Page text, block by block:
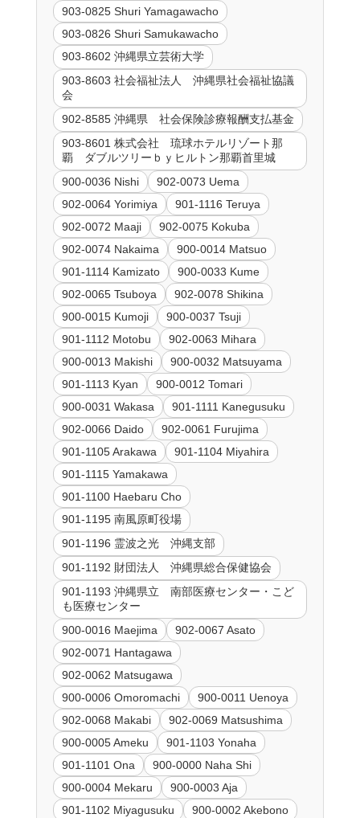
903-0825 Shuri Yamagawacho
903-0826 Shuri Samukawacho
903-8602 沖縄県立芸術大学
903-8603 社会福祉法人 沖縄県社会福祉協議
会
902-8585 沖縄県 社会保険診療報酬支払基金
903-8601 株式会社 琉球ホテルリゾート那
覇 ダブルツリーｂｙヒルトン那覇首里城
900-0036 Nishi
902-0073 Uema
902-0064 Yorimiya
901-1116 Teruya
902-0072 Maaji
902-0075 Kokuba
902-0074 Nakaima
900-0014 Matsuo
901-1114 Kamizato
900-0033 Kume
902-0065 Tsuboya
902-0078 Shikina
900-0015 Kumoji
900-0037 Tsuji
901-1112 Motobu
902-0063 Mihara
900-0013 Makishi
900-0032 Matsuyama
901-1113 Kyan
900-0012 Tomari
900-0031 Wakasa
901-1111 Kanegusuku
902-0066 Daido
902-0061 Furujima
901-1105 Arakawa
901-1104 Miyahira
901-1115 Yamakawa
901-1100 Haebaru Cho
901-1195 南風原町役場
901-1196 霊波之光 沖縄支部
901-1192 財団法人 沖縄県総合保健協会
901-1193 沖縄県立 南部医療センター・こど
も医療センター
900-0016 Maejima
902-0067 Asato
902-0071 Hantagawa
902-0062 Matsugawa
900-0006 Omoromachi
900-0011 Uenoya
902-0068 Makabi
902-0069 Matsushima
900-0005 Ameku
901-1103 Yonaha
901-1101 Ona
900-0000 Naha Shi
900-0004 Mekaru
900-0003 Aja
901-1102 Miyagusuku
900-0002 Akebono